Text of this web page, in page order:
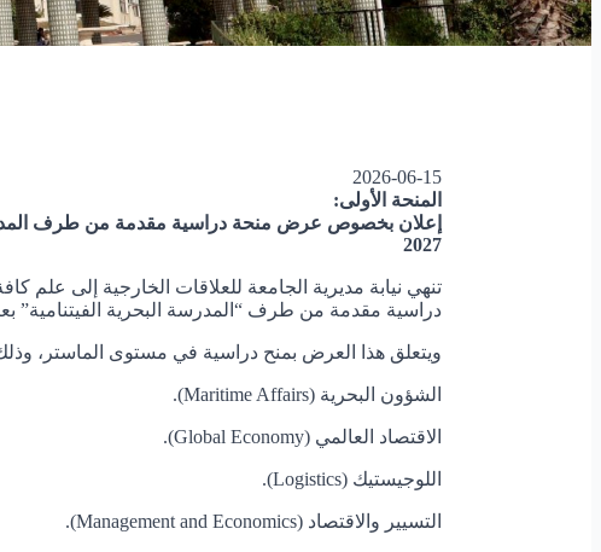
2026-06-15
المنحة الأولى:
2027
تنهي نيابة مديرية الجامعة للعلاقات الخارجية إلى علم
دراسية مقدمة من طرف “المدرسة البحرية الفيتنامية” بعنوان
ويتعلق هذا العرض بمنح دراسية في مستوى الماستر،
الشؤون البحرية (Maritime Affairs).
الاقتصاد العالمي (Global Economy).
اللوجيستيك (Logistics).
التسيير والاقتصاد (Management and Economics).